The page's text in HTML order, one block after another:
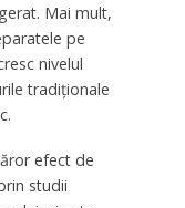
Mai mult,
pe
nivelul
tradiţionale
efect de
studii